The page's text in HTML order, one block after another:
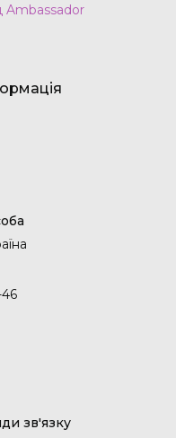
Ambassador